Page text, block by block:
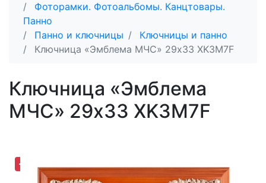
Фоторамки. Фотоальбомы. Канцтовары.
Панно
Панно и ключницы
Ключницы и панно
Ключница «Эмблема МЧС» 29х33 XK3M7F
Ключница «Эмблема
МЧС» 29х33 XK3M7F
-19,08%